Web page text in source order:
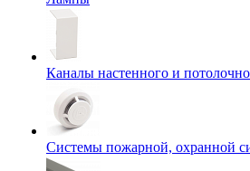
Каналы настенного и
Системы пожарной, охранной